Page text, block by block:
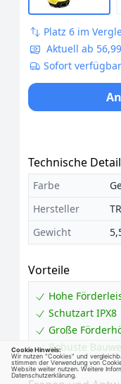
Platz 6 im
Aktuell ab
Sofort verfügbar
Technische
Farbe
Hersteller
Gewicht
Vorteile
Hohe
Schutzart IPX8
Große
Robuste
Cookie Hinweis:
Wir nutzen "Cookies" und
stimmen der Verwendung von
Website weiter nutzen. Weitere
Datenschutzerklärung